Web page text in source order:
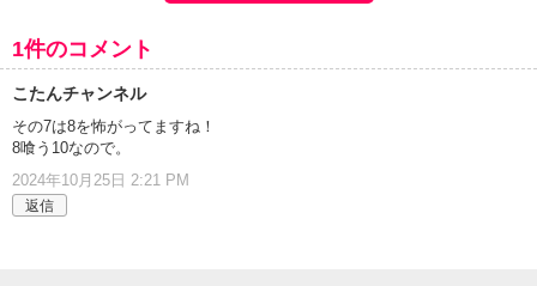
1件のコメント
こたんチャンネル
その7は8を怖がってますね！
8喰う10なので。
2024年10月25日 2:21 PM
返信